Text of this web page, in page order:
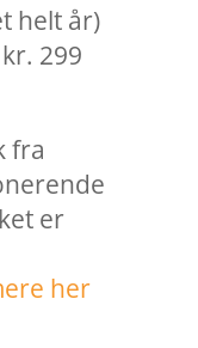
helt år)
299
fra
er
her